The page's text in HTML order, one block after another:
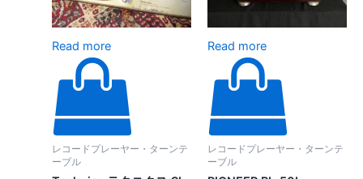
Read more
レコードプレーヤー・ターンテ
ーブル
Read more
レコードプレーヤー・ターンテ
ーブル